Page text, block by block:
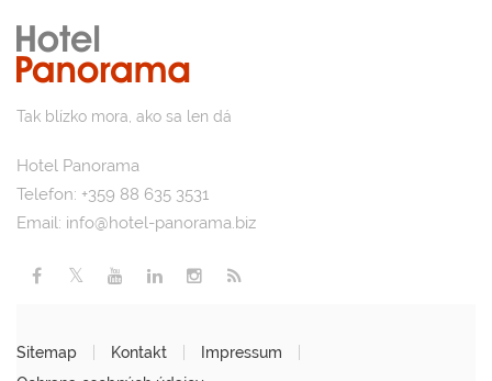
Tak blízko mora, ako sa len dá
Hotel Panorama
Telefon: +359 88 635 3531
Email: info@hotel-panorama.biz
Sitemap Kontakt
Impressum